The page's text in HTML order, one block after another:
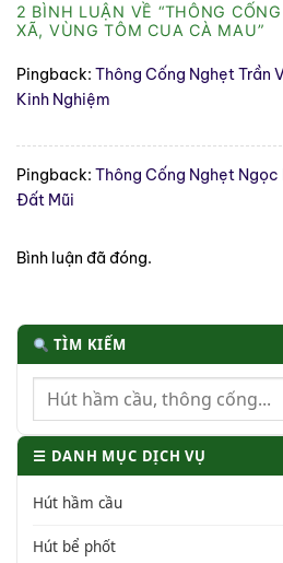
2 BÌNH LUẬN VỀ “THÔNG
XÃ, VÙNG TÔM CUA CÀ MAU”
Pingback: Thông Cống Nghẹt Trần
Kinh Nghiệm
Pingback: Thông Cống Nghẹt
Đất Mũi
Bình luận đã đóng.
TÌM KIẾM
☰ DANH MỤC DỊCH VỤ
Hút hầm cầu
Hút bể phốt